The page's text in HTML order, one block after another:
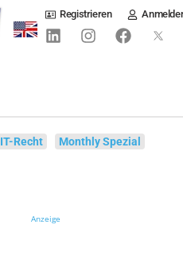
Registrieren
IT-Recht Monthly Spezial
Anzeige